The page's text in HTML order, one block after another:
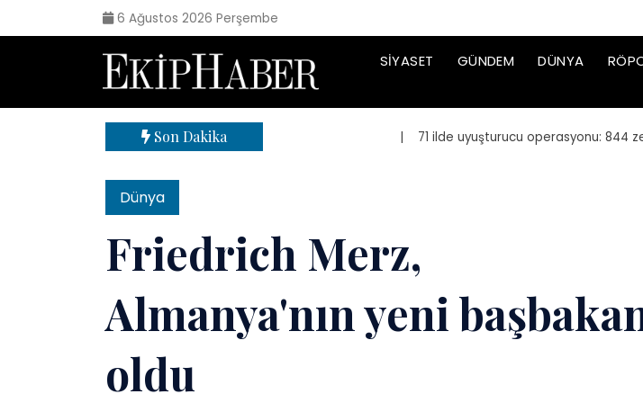
6 Ağustos 2026 Perşembe
SIYASET GÜNDEM DÜNYA
Son Dakika | 71 ilde uyuşturucu operasyonu: 844 zehir
Dünya
Friedrich Merz,
Almanya'nın yeni
oldu